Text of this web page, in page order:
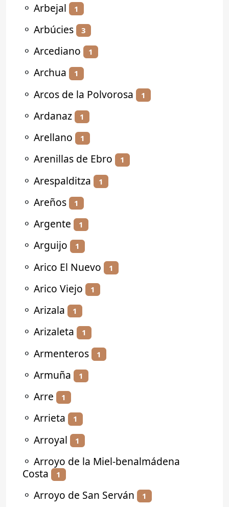
⚬ Arbejal 1
⚬ Arbúcies 3
⚬ Arcediano 1
⚬ Archua 1
⚬ Arcos de la Polvorosa 1
⚬ Ardanaz 1
⚬ Arellano 1
⚬ Arenillas de Ebro 1
⚬ Arespalditza 1
⚬ Areños 1
⚬ Argente 1
⚬ Arguijo 1
⚬ Arico El Nuevo 1
⚬ Arico Viejo 1
⚬ Arizala 1
⚬ Arizaleta 1
⚬ Armenteros 1
⚬ Armuña 1
⚬ Arre 1
⚬ Arrieta 1
⚬ Arroyal 1
⚬ Arroyo de la Miel-benalmádena
Costa
1
⚬ Arroyo de San Serván 1